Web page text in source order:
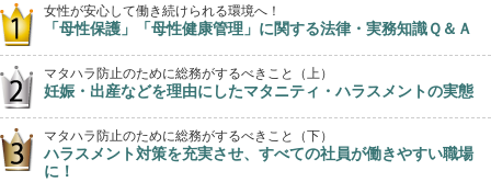
女性が安心して働き続けられる環境へ！
「母性保護」「母性健康管理」に関する法律・実務知識Ｑ＆Ａ
マタハラ防止のために総務がするべきこと（上）
妊娠・出産などを理由にしたマタニティ・ハラスメントの実態
マタハラ防止のために総務がするべきこと（下）
ハラスメント対策を充実させ、すべての社員が働きやすい職場
に！